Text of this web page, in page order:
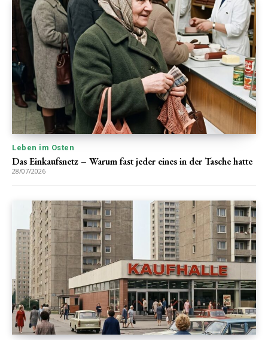
Leben im Osten
Das Einkaufsnetz – Warum fast jeder eines in der Tasche hatte
28/07/2026